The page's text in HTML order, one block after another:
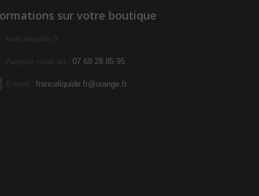
sur votre boutique
07 69 28 85 95
franceliquide.fr@orange.fr